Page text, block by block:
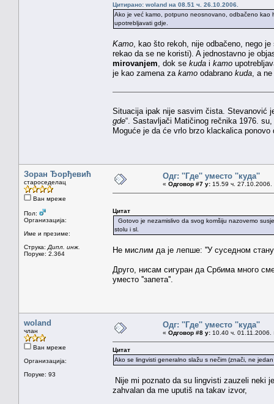
Цитирано: woland на 08.51 ч. 26.10.2006.
Ako je već kamo, potpuno neosnovano, odbačeno kao
upotrebljavati gdje.
Kamo , kao što rekoh, nije odbačeno, nego
rekao da se ne koristi). A jednostavno je
mirovanjem , dok se kuda i kamo
je kao zamena za kamo odabrano kuda , a ne
Situacija ipak nije sasvim čista. Stevanović
gde“. Sastavljači Matičinog rečnika 1976.
Moguće je da će vrlo brzo klackalica
Зоран Ђорђевић
староседелац
Ван мреже
Пол:
Организација:
Име и презиме:
Струка: Дипл. инж.
Поруке: 2.364
Одг: ''Где'' уместо ''куда''
« Одговор #7 у: 15.59 ч. 27.10.2006.
Цитат
Gotovo je nezamislivo da svog komšiju nazovemo
stolu i sl.
Не мислим да је лепше: ''У суседном
Друго, нисам сигуран да Србима много
уместо ''запета''.
woland
члан
Ван мреже
Организација:
Поруке: 93
Одг: ''Где'' уместо ''куда''
« Одговор #8 у: 10.40 ч. 01.11.2006.
Цитат
Ako se lingvisti generalno slažu s nečim (znači, ne
Nije mi poznato da su lingvisti zauzeli neki
zahvalan da me uputiš na takav izvor,